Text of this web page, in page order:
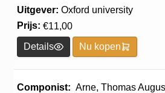
Uitgever: Oxford university
Prijs: €11,00
Details
Nu kopen
Componist: Arne, Thomas